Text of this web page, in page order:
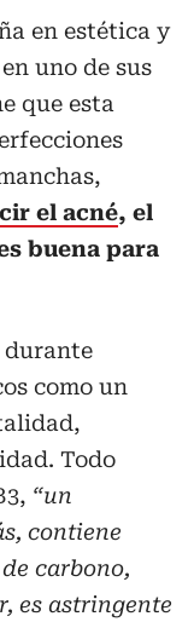
en estética y
uno de sus
que esta
el acné, el
buena para
durante
como un
Todo
“un
contiene
carbono,
es astringente